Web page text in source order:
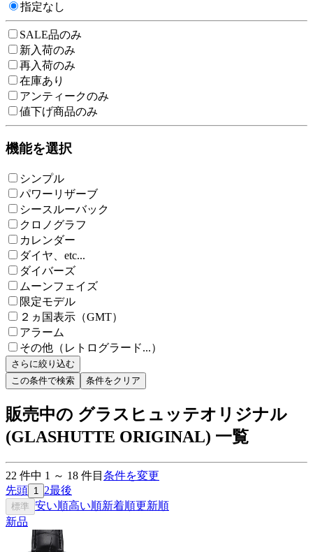
指定なし
SALE品のみ
新入荷のみ
再入荷のみ
在庫あり
アンティークのみ
値下げ商品のみ
機能を選択
シンプル
パワーリザーブ
シースルーバック
クロノグラフ
カレンダー
ダイヤ、etc...
ダイバーズ
ムーンフェイズ
限定モデル
２ヵ国表示（GMT）
アラーム
その他（レトログラード...）
さらに絞り込む
この条件で検索
条件をクリア
販売中の グラスヒュッテオリジナル
(GLASHUTTE ORIGINAL) 一覧
22 件中 1 ～ 18 件目 条件を変更
先頭 1 2最後
標準 安い順高い順新着順更新順
新品